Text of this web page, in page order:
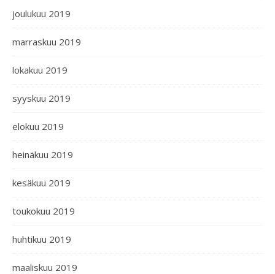
joulukuu 2019
marraskuu 2019
lokakuu 2019
syyskuu 2019
elokuu 2019
heinäkuu 2019
kesäkuu 2019
toukokuu 2019
huhtikuu 2019
maaliskuu 2019